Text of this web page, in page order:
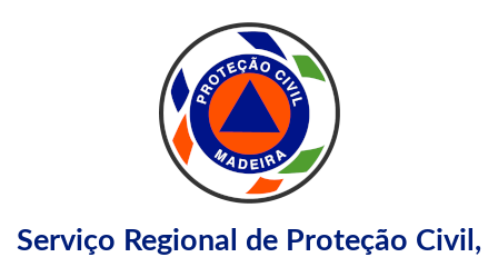
Serviço Regional de Proteção Civil,